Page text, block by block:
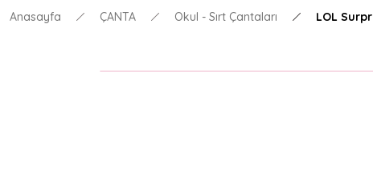
Anasayfa ÇANTA Okul - Sırt Çantaları LOL